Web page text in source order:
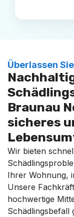
Überlassen
Braunau
sicheres
Wir bieten
Ihrer Wohnung,
Unsere
hochwertige
Schädlingsbefall